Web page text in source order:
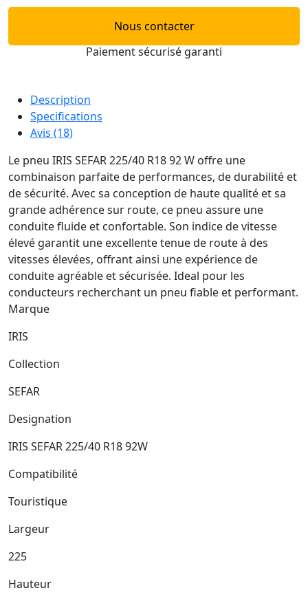
Nous contacter
Paiement sécurisé garanti
Description
Specifications
Avis (18)
Le pneu IRIS SEFAR 225/40 R18 92 W offre une
combinaison parfaite de performances, de durabilité et
de sécurité. Avec sa conception de haute qualité et sa
grande adhérence sur route, ce pneu assure une
conduite fluide et confortable. Son indice de vitesse
élevé garantit une excellente tenue de route à des
vitesses élevées, offrant ainsi une expérience de
conduite agréable et sécurisée. Ideal pour les
conducteurs recherchant un pneu fiable et performant.
Marque
IRIS
Collection
SEFAR
Designation
IRIS SEFAR 225/40 R18 92W
Compatibilité
Touristique
Largeur
225
Hauteur